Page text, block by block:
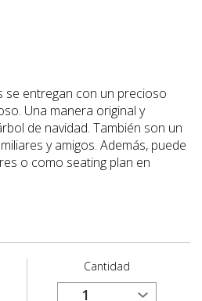
entregan con un precioso
Una manera original y
de navidad. También son un
y amigos. Además, puede
o como seating plan en
Cantidad